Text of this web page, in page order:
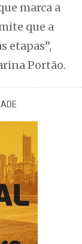
marca a
que a
etapas”,
Portão.